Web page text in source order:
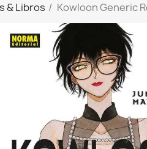
& Libros Kowloon Generic